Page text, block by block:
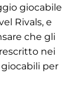
giocabile
Rivals, e
che gli
nei
per